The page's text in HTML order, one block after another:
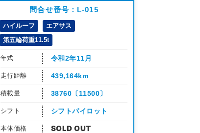
問合せ番号：L-015
ハイルーフ
エアサス
第五輪荷重11.5t
年式 令和2年11月
走行距離 439,164km
積載量 38760〔11500〕
シフト シフトパイロット
本体価格